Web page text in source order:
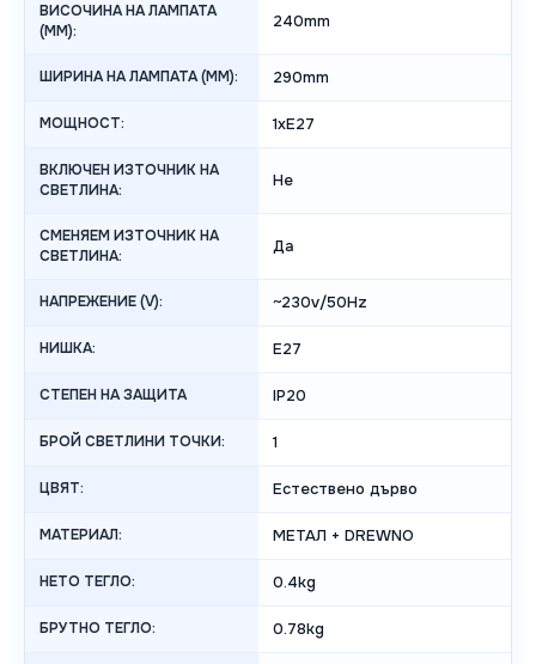
ВИСОЧИНА НА ЛАМПАТА
(MM):
240mm
ШИРИНА НА ЛАМПАТА (MM): 290mm
МОЩНОСТ: 1xE27
ВКЛЮЧЕН ИЗТОЧНИК НА
СВЕТЛИНА:
Не
СМЕНЯЕМ ИЗТОЧНИК НА
СВЕТЛИНА:
Да
НАПРЕЖЕНИЕ (V): ~230v/50Hz
НИШКА: E27
СТЕПЕН НА ЗАЩИТА IP20
БРОЙ СВЕТЛИНИ ТОЧКИ: 1
ЦВЯТ: Естествено дърво
МАТЕРИАЛ: МЕТАЛ + DREWNO
НЕТО ТЕГЛО: 0.4kg
БРУТНО ТЕГЛО: 0.78kg